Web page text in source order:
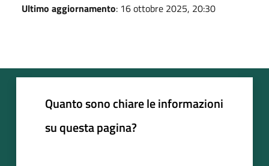
Ultimo aggiornamento: 16 ottobre 2025, 20:30
Quanto sono chiare le informazioni
su questa pagina?